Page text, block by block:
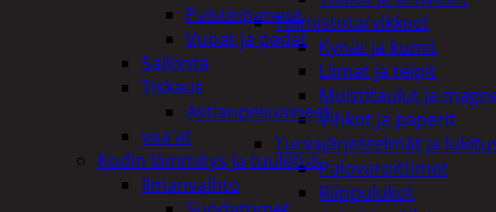
Toimistotarvikkeet
Kynät ja kumit
Liimat ja teipit
Muistitaulut ja
Vihkot ja paperit
Turvajärjestelmät ja
Palovaroittimet
Riippulukot
Paistinpannut
Vuoat ja padat
Säilöntä
Tiskaus
Astianpesuaineet
vaa'at
Kodin lämmitys ja tuuletus
Ilmanvaihto